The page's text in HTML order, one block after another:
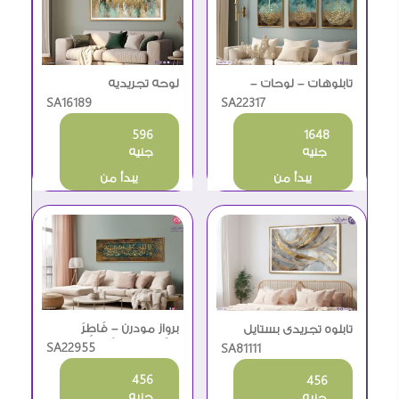
تابلوهات – لوحات –
الإخلاص و المعوذتينSA22317
1648
جنيه
يبدأ من
لوحه تجريديه
SA16189
جنيه
يبدأ من
تابلوه تجريدى بستايل
الرسم الزيتى ذهبى و
رمادى
SA81111
برواز مودرن – فَاطِرَ
السَّمَاوَاتِ وَالأَرْضِSA22955
456